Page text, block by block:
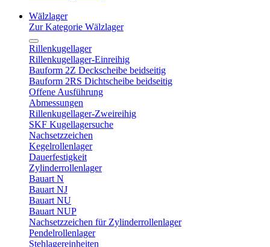
Wälzlager
Zur Kategorie Wälzlager
Rillenkugellager
Rillenkugellager-Einreihig
Bauform 2Z Deckscheibe beidseitig
Bauform 2RS Dichtscheibe beidseitig
Offene Ausführung
Abmessungen
Rillenkugellager-Zweireihig
SKF Kugellagersuche
Nachsetzzeichen
Kegelrollenlager
Dauerfestigkeit
Zylinderrollenlager
Bauart N
Bauart NJ
Bauart NU
Bauart NUP
Nachsetzzeichen für Zylinderrollenlager
Pendelrollenlager
Stehlagereinheiten